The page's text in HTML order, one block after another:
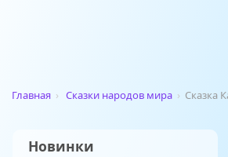
Главная › Сказки народов мира › Сказка
Новинки